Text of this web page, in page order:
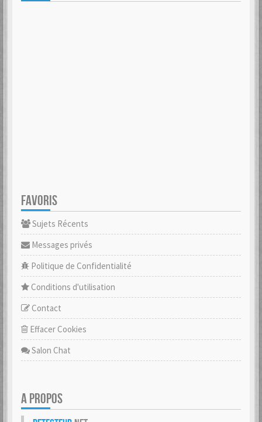
FAVORIS
Sujets Récents
Messages privés
Politique de Confidentialité
Conditions d'utilisation
Contact
Effacer Cookies
Salon Chat
A PROPOS